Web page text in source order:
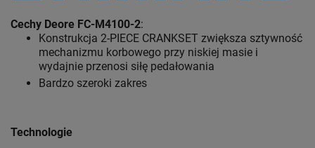
Cechy Deore FC-M4100-2:
Konstrukcja 2-PIECE CRANKSET zwiększa sztywność
mechanizmu korbowego przy niskiej masie i
wydajnie przenosi siłę pedałowania
Bardzo szeroki zakres
Technologie